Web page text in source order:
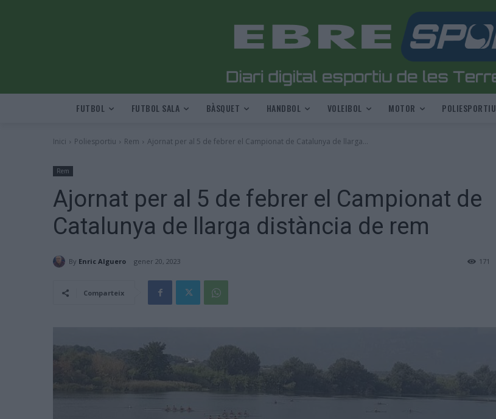
FUTBOL FUTBOL SALA BÀSQUET HANDBOL VOLEIBOL MOTOR POLIESPORTIU
Inici Poliesportiu Rem Ajornat per al 5 de febrer el Campionat de Catalunya de llarga...
Rem
Ajornat per al 5 de febrer el Campionat de
Catalunya de llarga distància de rem
By Enric Alguero gener 20, 2023 171
Comparteix